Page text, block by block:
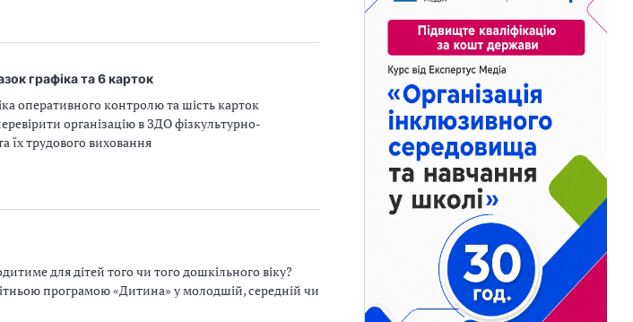
графіка та 6 карток
оперативного контролю та шість карток
організацію в ЗДО фізкультурно-
їх трудового виховання
для дітей того чи того дошкільного віку?
програмою «Дитина» у молодшій, середній чи